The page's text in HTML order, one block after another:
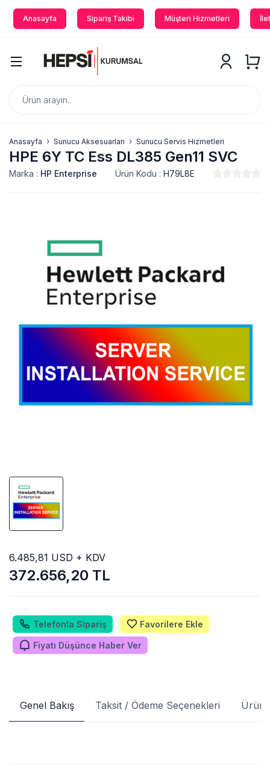
Anasayfa Sipariş Takibi Müşteri Hizmetleri
Anasayfa Sunucu Aksesuarları Sunucu Servis Hizmetleri
HPE 6Y TC Ess DL385 Gen11 SVC
Marka : HP Enterprise Ürün Kodu : H79L8E
372.656,20 TL
6.485,81 USD + KDV
Telefonla Sipariş Favorilere Ekle
Fiyatı Düşünce Haber Ver
Genel Bakış Taksit / Ödeme Seçenekleri Ürün